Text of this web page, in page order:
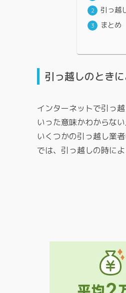
引っ越
まとめ
引っ越しのとき
インターネットで引っ
いった意味かわからな
いくつかの引っ越し業
では、引っ越しの時に